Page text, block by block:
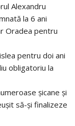
Alexandru
la 6 ani
Oradea pentru
pentru doi ani
obligatoriu la
şicane şi
să-şi finalizeze